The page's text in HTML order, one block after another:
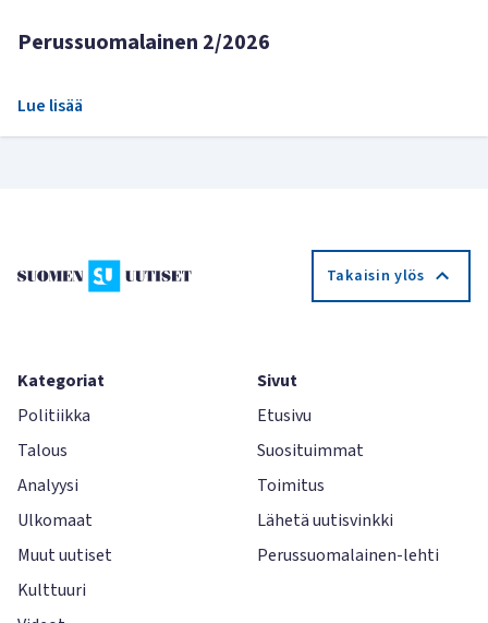
Perussuomalainen 2/2026
Lue lisää
Takaisin ylös
Kategoriat
Politiikka
Talous
Analyysi
Ulkomaat
Muut uutiset
Kulttuuri
Sivut
Etusivu
Suosituimmat
Toimitus
Lähetä uutisvinkki
Perussuomalainen-lehti